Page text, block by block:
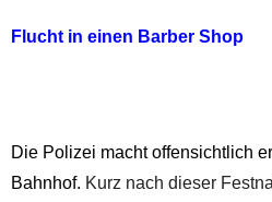
Flucht in einen Barber Shop
Die Polizei macht offensichtlich
Bahnhof. Kurz nach dieser